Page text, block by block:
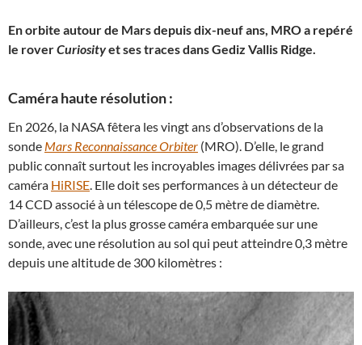
En orbite autour de Mars depuis dix-neuf ans, MRO a repéré
le roverCuriosityet ses traces dans Gediz Vallis Ridge.
Caméra haute résolution :
En 2026, la NASA fêtera les vingt ans d’observations de la
sonde Mars Reconnaissance Orbiter (MRO). D’elle, le grand
public connaît surtout les incroyables images délivrées par sa
caméra HiRISE. Elle doit ses performances à un détecteur de
14 CCD associé à un télescope de 0,5 mètre de diamètre.
D’ailleurs, c’est la plus grosse caméra embarquée sur une
sonde, avec une résolution au sol qui peut atteindre 0,3 mètre
depuis une altitude de 300 kilomètres :